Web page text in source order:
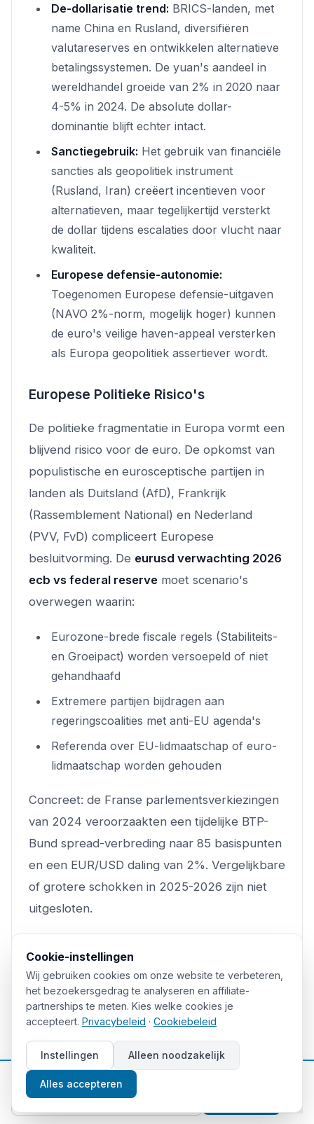
De-dollarisatie trend: BRICS-landen, met
name China en Rusland, diversifiëren
valutareserves en ontwikkelen alternatieve
betalingssystemen. De yuan's aandeel in
wereldhandel groeide van 2% in 2020 naar
4-5% in 2024. De absolute dollar-
dominantie blijft echter intact.
Sanctiegebruik: Het gebruik van financiële
sancties als geopolitiek instrument
(Rusland, Iran) creëert incentieven voor
alternatieven, maar tegelijkertijd versterkt
de dollar tijdens escalaties door vlucht naar
kwaliteit.
Europese defensie-autonomie:
Toegenomen Europese defensie-uitgaven
(NAVO 2%-norm, mogelijk hoger) kunnen
de euro's veilige haven-appeal versterken
als Europa geopolitiek assertiever wordt.
Europese Politieke Risico's
De politieke fragmentatie in Europa vormt een
blijvend risico voor de euro. De opkomst van
populistische en eurosceptische partijen in
landen als Duitsland (AfD), Frankrijk
(Rassemblement National) en Nederland
(PVV, FvD) compliceert Europese
besluitvorming. De eurusd verwachting 2026
ecb vs federal reserve moet scenario's
overwegen waarin:
Eurozone-brede fiscale regels (Stabiliteits-
en Groeipact) worden versoepeld of niet
gehandhaafd
Extremere partijen bijdragen aan
regeringscoalities met anti-EU agenda's
Referenda over EU-lidmaatschap of euro-
lidmaatschap worden gehouden
Concreet: de Franse parlementsverkiezingen
van 2024 veroorzaakten een tijdelijke BTP-
Bund spread-verbreding naar 85 basispunten
en een EUR/USD daling van 2%. Vergelijkbare
of grotere schokken in 2025-2026 zijn niet
uitgesloten.
Technische Analyse en
Marktpositionering voor 2026
Belangrijke Technische Niveaus en
Scenario's
Technische analisten monitoren specifieke
prijsniveaus die institutionele orderflow en
Cookie-instellingen
Wij gebruiken cookies om onze website te verbeteren,
het bezoekersgedrag te analyseren en affiliate-
partnerships te meten. Kies welke cookies je
accepteert. Privacybeleid · Cookiebeleid
Instellingen Alleen noodzakelijk
Alles accepteren
📈 Gratis beleggingstips